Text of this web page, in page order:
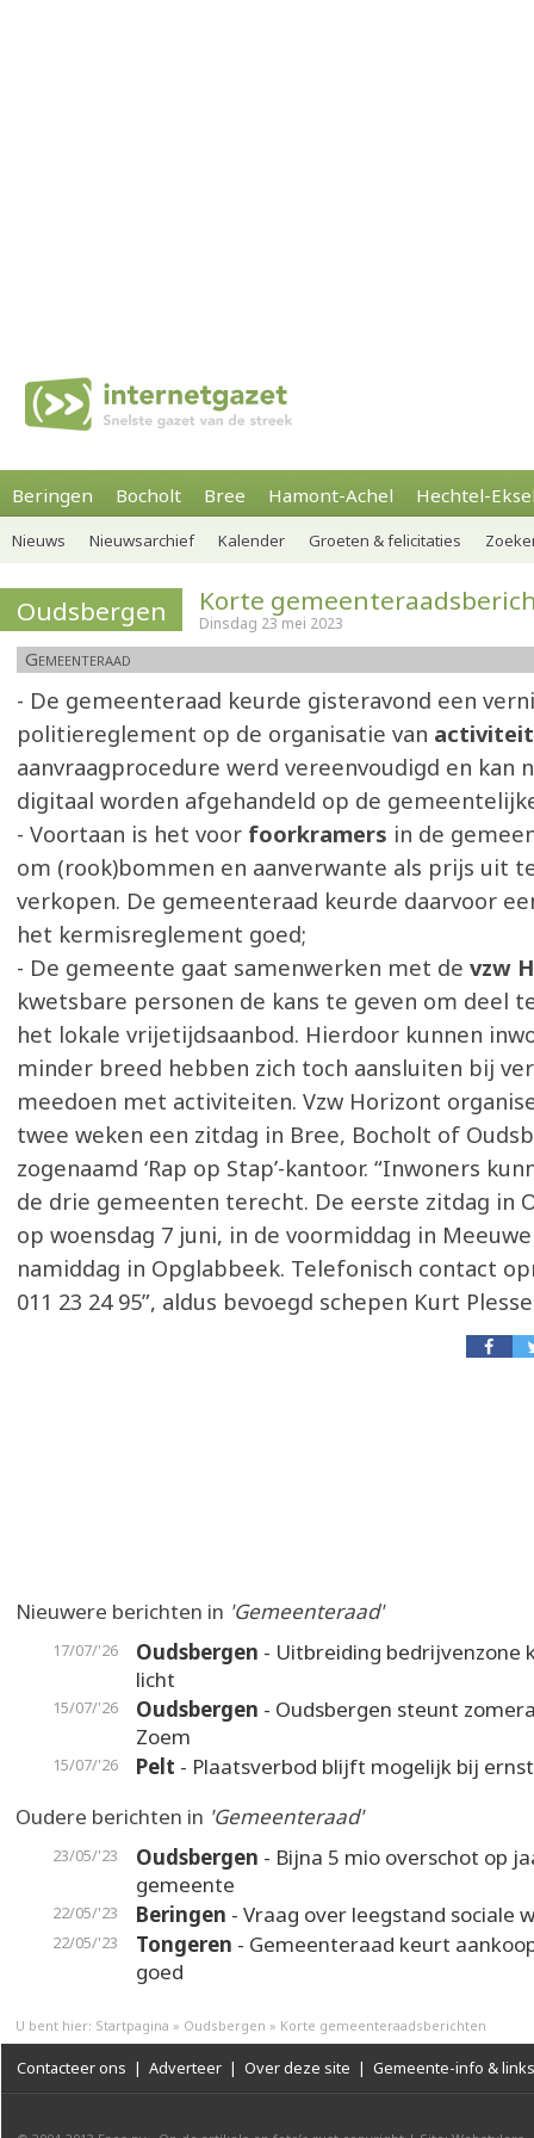
Beringen Bocholt Bree Hamont-Achel Hechtel-
Nieuws Nieuwsarchief Kalender Groeten & felicitaties
Oudsbergen Korte
Dinsdag 23 mei 2023
Gemeenteraad
- De gemeenteraad keurde gisteravond een
politiereglement op de organisatie van
aanvraagprocedure werd vereenvoudigd en kan
digitaal worden afgehandeld op de
- Voortaan is het voor foorkramers in de
om (rook)bommen en aanverwante als prijs uit
verkopen. De gemeenteraad keurde daarvoor
het kermisreglement goed;
- De gemeente gaat samenwerken met de vzw
kwetsbare personen de kans te geven om deel
het lokale vrijetijdsaanbod. Hierdoor kunnen
minder breed hebben zich toch aansluiten bij
meedoen met activiteiten. Vzw Horizont
twee weken een zitdag in Bree, Bocholt of
zogenaamd ‘Rap op Stap’-kantoor. “Inwoners
de drie gemeenten terecht. De eerste zitdag in
op woensdag 7 juni, in de voormiddag in
namiddag in Opglabbeek. Telefonisch contact
011 23 24 95”, aldus bevoegd schepen Kurt
Nieuwere berichten in 'Gemeenteraad'
17/07/'26 Oudsbergen - Uitbreiding bedrijvenzone
licht
15/07/'26 Oudsbergen - Oudsbergen steunt
Zoem
15/07/'26 Pelt - Plaatsverbod blijft mogelijk bij
Oudere berichten in 'Gemeenteraad'
23/05/'23 Oudsbergen - Bijna 5 mio overschot op
gemeente
22/05/'23 Beringen - Vraag over leegstand sociale
22/05/'23 Tongeren - Gemeenteraad keurt
goed
U bent hier: Startpagina » Oudsbergen » Korte gemeenteraadsberichten
Contacteer ons | Adverteer | Over deze site | Gemeente-info & links